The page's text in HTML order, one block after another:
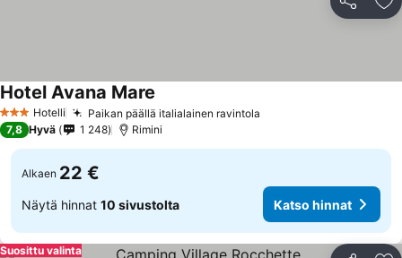
Jaa
3 Tähtiluokitus
Hotelli Paikan päällä italialainen ravintola
Hotel Avana Mare
7,8 Hyvä 1 248 Rimini
Alkaen 22 €
Näytä hinnat 10 sivustolta Katso hinnat
Suosittu valinta